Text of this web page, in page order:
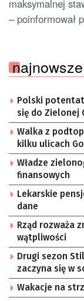
maksymalnej
– poinformował
Polski
się do Zielonej
Walka z
kilku ulicach
Władze
finansowych
Lekarskie
dane
Rząd rozważa
wątpliwości
Drugi sezon
zaczyna się w
Wakacje na